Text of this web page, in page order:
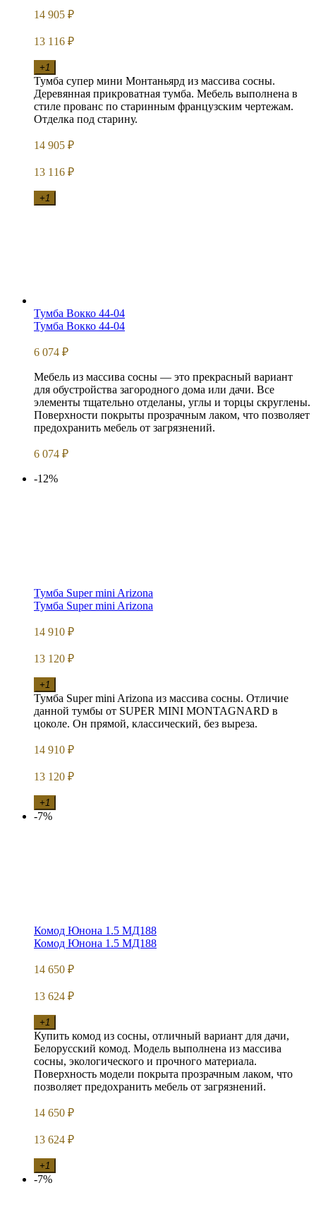
14 905 ₽
13 116 ₽
+1
Тумба супер мини Монтаньярд из массива сосны.
Деревянная прикроватная тумба. Мебель выполнена в
стиле прованс по старинным французским чертежам.
Отделка под старину.
14 905 ₽
13 116 ₽
+1
Тумба Вокко 44-04
Тумба Вокко 44-04
6 074 ₽
Мебель из массива сосны — это прекрасный вариант
для обустройства загородного дома или дачи. Все
элементы тщательно отделаны, углы и торцы скруглены.
Поверхности покрыты прозрачным лаком, что позволяет
предохранить мебель от загрязнений.
6 074 ₽
-12%
Тумба Super mini Arizona
Тумба Super mini Arizona
14 910 ₽
13 120 ₽
+1
Тумба Super mini Arizona из массива сосны. Отличие
данной тумбы от SUPER MINI MONTAGNARD в
цоколе. Он прямой, классический, без выреза.
14 910 ₽
13 120 ₽
+1
-7%
Комод Юнона 1.5 МД188
Комод Юнона 1.5 МД188
14 650 ₽
13 624 ₽
+1
Купить комод из сосны, отличный вариант для дачи,
Белорусский комод. Модель выполнена из массива
сосны, экологического и прочного материала.
Поверхность модели покрыта прозрачным лаком, что
позволяет предохранить мебель от загрязнений.
14 650 ₽
13 624 ₽
+1
-7%